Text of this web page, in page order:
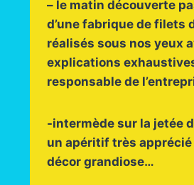
– le matin découverte
d’une fabrique de filets
réalisés sous nos yeux
explications
responsable de
-intermède sur la jetée
un apéritif très apprécié
décor grandiose…